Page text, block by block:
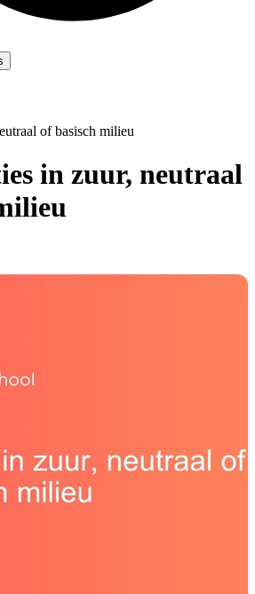
of basisch milieu
in zuur, neutraal